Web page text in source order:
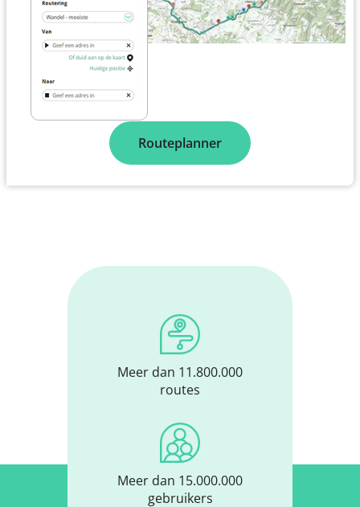
Routeplanner
Meer dan 11.800.000
routes
Meer dan 15.000.000
gebruikers